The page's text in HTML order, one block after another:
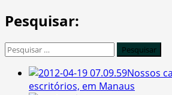
Pesquisar:
Pesquisar
Nossos
escritórios, em Manaus